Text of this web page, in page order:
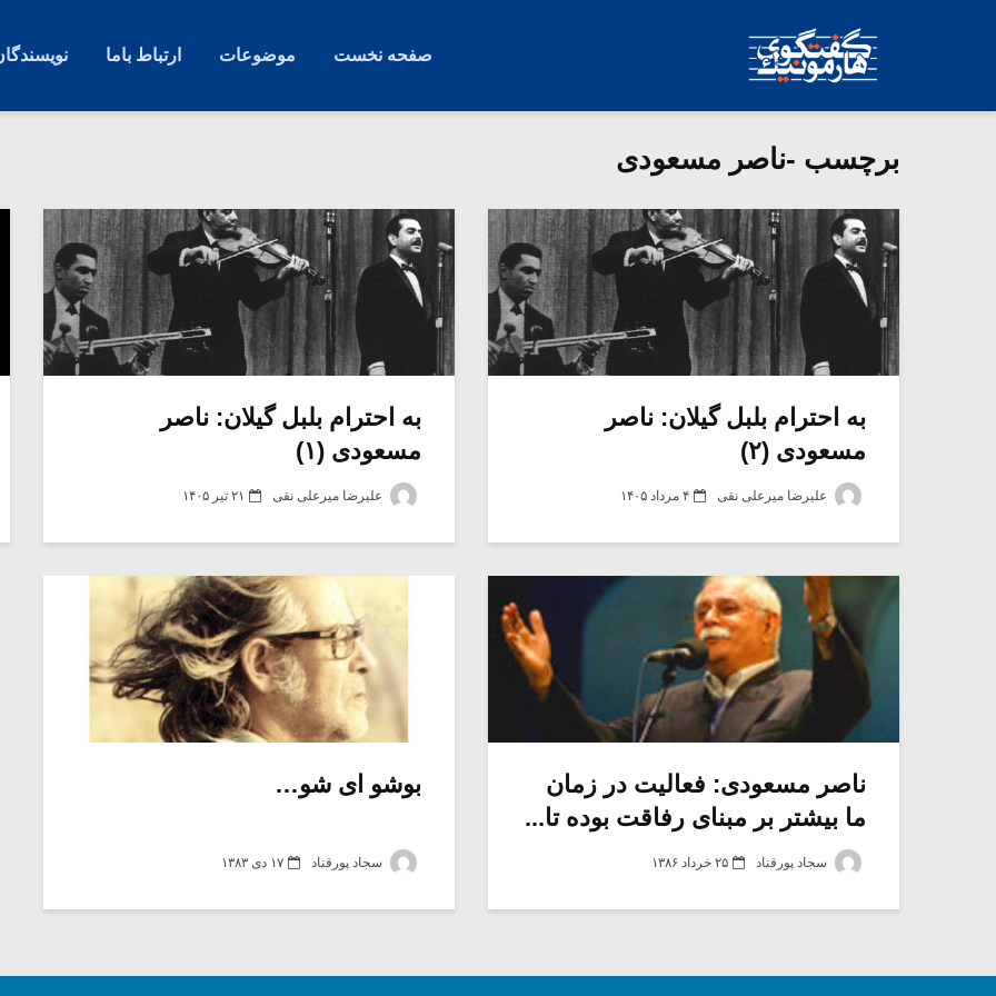
صفحه نخست موضوعات ارتباط باما
برچسب -ناصر مسعودی
به احترام بلبل گیلان: ناصر
مسعودی (۲)
علیرضا میرعلی نقی ۴ مرداد ۱۴۰۵
به احترام بلبل گیلان: ناصر
مسعودی (۱)
علیرضا میرعلی نقی ۲۱ تیر ۱۴۰۵
ناصر مسعودی: فعالیت در زمان
ما بیشتر بر مبنای رفاقت بوده تا...
سجاد پورقناد ۲۵ خرداد ۱۳۸۶
بوشو ای شو…
سجاد پورقناد ۱۷ دی ۱۳۸۳